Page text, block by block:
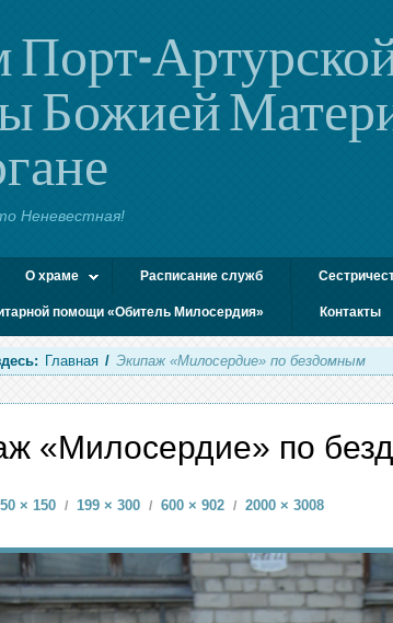
Порт-
Божией
Неневестная!
О храме Расписание служб
помощи «Обитель Милосердия» Контакты
Главная / Экипаж «Милосердие» по бездомным
«Милосердие» по
× 150 / 199 × 300 / 600 × 902 / 2000 × 3008